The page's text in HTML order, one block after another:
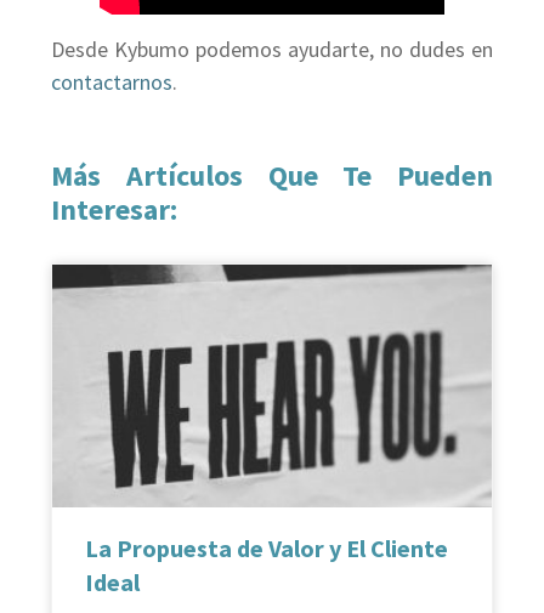
Desde Kybumo podemos ayudarte, no dudes en
contactarnos.
Más Artículos Que Te Pueden
Interesar:
La Propuesta de Valor y El Cliente
Ideal